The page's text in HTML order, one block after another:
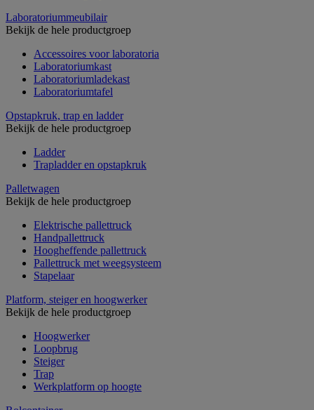
Laboratoriummeubilair
Bekijk de hele productgroep
Accessoires voor laboratoria
Laboratoriumkast
Laboratoriumladekast
Laboratoriumtafel
Opstapkruk, trap en ladder
Bekijk de hele productgroep
Ladder
Trapladder en opstapkruk
Palletwagen
Bekijk de hele productgroep
Elektrische pallettruck
Handpallettruck
Hoogheffende pallettruck
Pallettruck met weegsysteem
Stapelaar
Platform, steiger en hoogwerker
Bekijk de hele productgroep
Hoogwerker
Loopbrug
Steiger
Trap
Werkplatform op hoogte